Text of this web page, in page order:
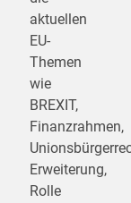
aktuellen
EU-
Themen
wie
BREXIT,
Finanzrahmen,
Erweiterung,
Rolle